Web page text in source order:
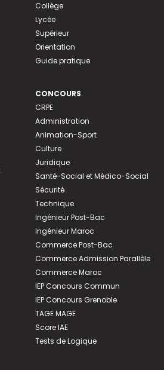
Collège
Lycée
Supérieur
Orientation
Guide pratique
CONCOURS
CRPE
Administration
Animation-Sport
Culture
Juridique
Santé-Social et Médico-Social
Sécurité
Technique
Ingénieur Post-Bac
Ingénieur Maroc
Commerce Post-Bac
Commerce Admission Parallèle
Commerce Maroc
IEP Concours Commun
IEP Concours Grenoble
TAGE MAGE
Score IAE
Tests de Logique